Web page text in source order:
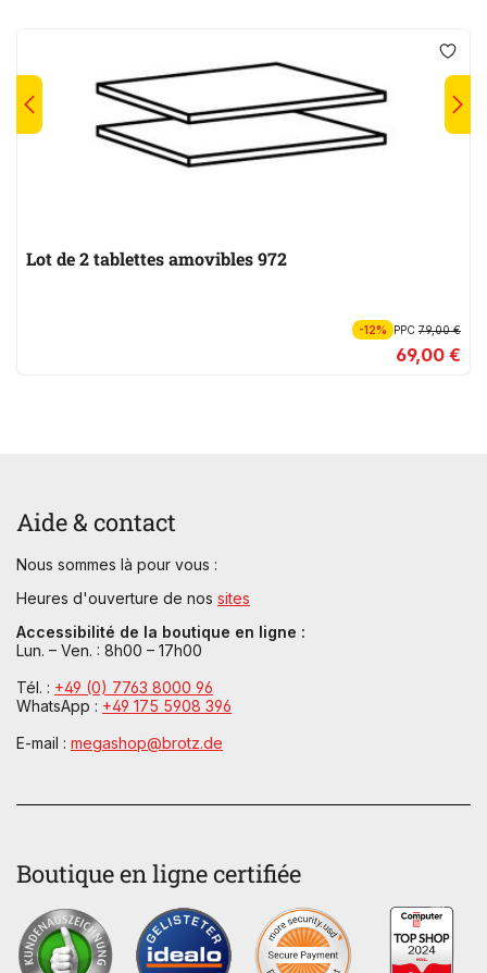
Lot de 2 tablettes amovibles 972
-12% PPC79,00 €
69,00 €
Aide & contact
Nous sommes là pour vous :
Heures d'ouverture de nos sites
Accessibilité de la boutique en ligne :
Lun. – Ven. : 8h00 – 17h00
Tél. : +49 (0) 7763 8000 96
WhatsApp : +49 175 5908 396
E-mail : megashop@brotz.de
Boutique en ligne certifiée